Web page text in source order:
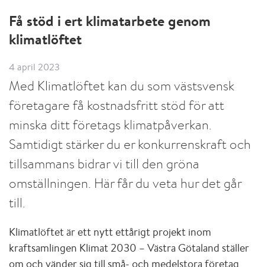
Få stöd i ert klimatarbete genom
klimatlöftet
4 april 2023
Med Klimatlöftet kan du som västsvensk
företagare få kostnadsfritt stöd för att
minska ditt företags klimatpåverkan.
Samtidigt stärker du er konkurrenskraft och
tillsammans bidrar vi till den gröna
omställningen. Här får du veta hur det går
till.
Klimatlöftet är ett nytt ettårigt projekt inom
kraftsamlingen Klimat 2030 – Västra Götaland ställer
om och vänder sig till små- och medelstora företag